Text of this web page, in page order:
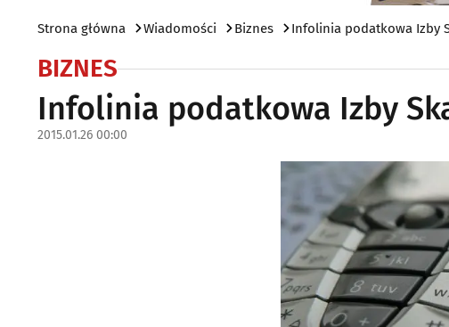
Strona główna Wiadomości Biznes Infolinia podatkowa Izby
BIZNES
Infolinia podatkowa Izby
2015.01.26 00:00